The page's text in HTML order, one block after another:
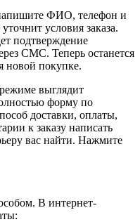
ФИО, телефон и
условия заказа.
подтверждение
СМС. Теперь останется
новой покупке.
выглядит
форму по
доставки, оплаты,
к заказу написать
вас найти. Нажмите
В интернет-